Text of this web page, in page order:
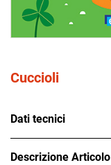
Cuccioli
Dati tecnici
Descrizione Articolo